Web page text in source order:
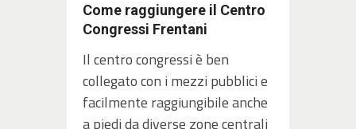
Come raggiungere il Centro
Congressi Frentani
Il centro congressi è ben
collegato con i mezzi pubblici e
facilmente raggiungibile anche
a piedi da diverse zone centrali